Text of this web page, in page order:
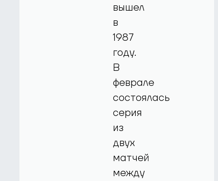
вышел
в
1987
году.
В
феврале
состоялась
серия
из
двух
матчей
между